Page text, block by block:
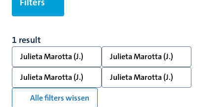
Filters
1 result
Julieta Marotta (J.)
Julieta Marotta (J.)
Julieta Marotta (J.)
Julieta Marotta (J.)
Alle filters wissen